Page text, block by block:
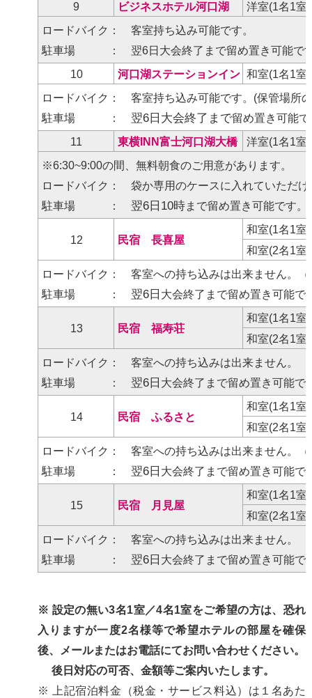
9
ビジネスホテル河口湖
洋室(1名1室
ロードバイク： 客室持ち込み可能です。
駐車場 ： 翌6日大会終了まで留め置き可能で
10
河口湖ステーションイン 和室(1名1室
ロードバイク： 客室持ち込み可能です。(保管場所
駐車場 ： 翌6日大会終了まで留め置き可能
11
東横INN富士河口湖大橋
洋室(1名1室
※6:30~9:00の間、無料朝食のご用意があります。
ロードバイク： 袋か専用のケースに入れていただ
駐車場 ： 翌6日10時まで留め置き可能です。
12 民宿 長喜屋
和室(1名1室
和室(2名1室
ロードバイク： 客室への持ち込みは出来ません。
駐車場 ： 翌6日 大会終了まで留め置き可能で
13 民宿 福寿荘
和室(1名1室
和室(2名1室
ロードバイク： 客室への持ち込みは出来ません。
駐車場 ： 翌6日 大会終了まで留め置き可能で
14 民宿 ふるさと
和室(1名1室
和室(2名1室
ロードバイク： 客室への持ち込みは出来ません。
駐車場 ： 翌6日 大会終了まで留め置き可能で
15 民宿 月見屋
和室(1名1室
和室(2名1室
ロードバイク： 客室への持ち込みは出来ません。
駐車場 ： 翌6日 大会終了まで留め置き可能で
※ 設定の無い3名1室／4名1室をご希望の方は、恐れ
入りますが一度2名様等で希望ホテルの部屋を確保
後、メールまたはお電話にてお問い合わせください。
後日対応の可否、金額等ご案内いたします。
※ 上記宿泊料金（税金・サービス料込）は１名あた